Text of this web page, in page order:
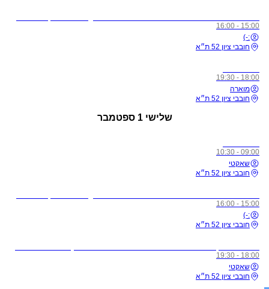
15:00 - 16:00
:-)
חובבי ציון 52 ת״א
18:00 - 19:30
מוארה
חובבי ציון 52 ת״א
שלישי 1 ספטמבר
09:00 - 10:30
שאקטי
חובבי ציון 52 ת״א
15:00 - 16:00
:-)
חובבי ציון 52 ת״א
18:00 - 19:30
שאקטי
חובבי ציון 52 ת״א